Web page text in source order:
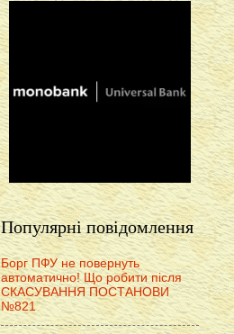
Популярні повідомлення
Борг ПФУ не повернуть
автоматично! Що робити після
СКАСУВАННЯ ПОСТАНОВИ
№821